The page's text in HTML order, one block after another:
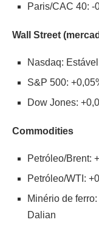
Paris/CAC 40: -
Wall Street
Nasdaq: Estável
S&P 500:
Dow Jones:
Commodities
Petróleo/Brent:
Petróleo/WTI:
Minério de
Dalian